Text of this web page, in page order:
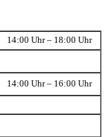
14:00 Uhr – 18:00 Uhr
14:00 Uhr – 16:00 Uhr